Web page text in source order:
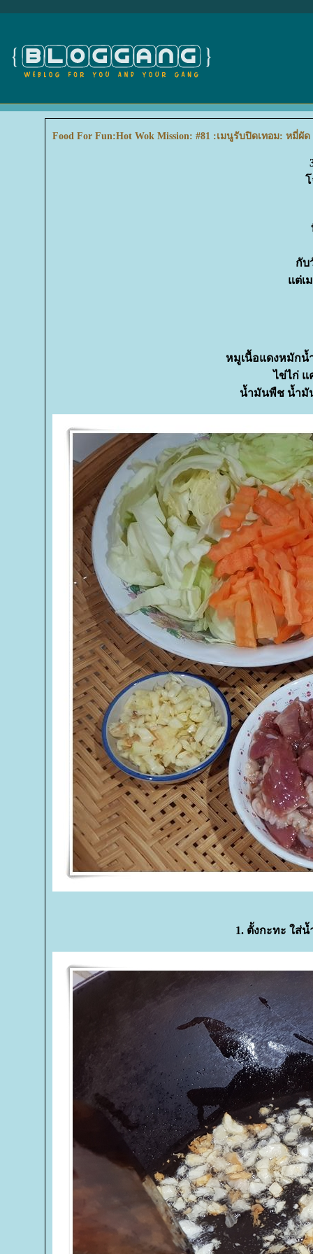
Food For Fun:Hot Wok Mission: #81 :เมนูรับปิดเทอม: หมี่ผัด
กับ
ต่เม
หมูเนื้อแดงหมัก
ไข่ไก่ แ
น้ำมันพืช น้ำมั
1. ตั้งกะทะ ใส่